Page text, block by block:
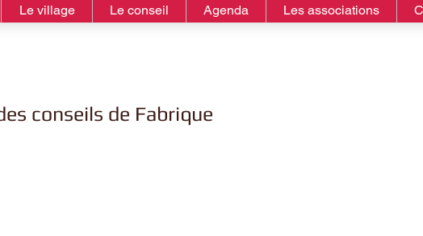
Le village Le conseil Agenda Les associations
conseils de Fabrique